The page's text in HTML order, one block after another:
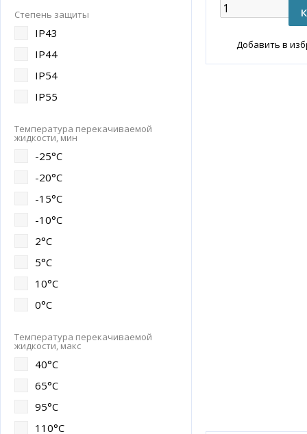
Степень защиты
IP43
IP44
IP54
IP55
Температура перекачиваемой
жидкости, мин
-25°C
-20°C
-15°C
-10°C
2°C
5°C
10°C
0°C
Температура перекачиваемой
жидкости, макс
40°C
65°C
95°C
110°C
Добавить в